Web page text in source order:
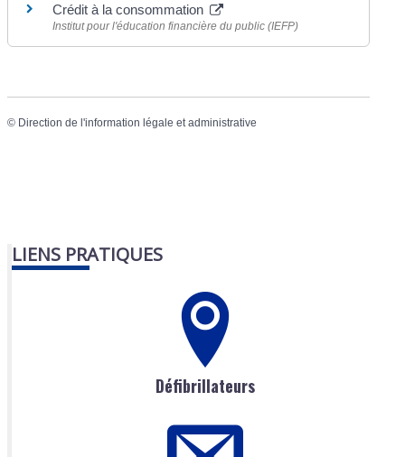
Crédit à la consommation
Institut pour l'éducation financière du public (IEFP)
© Direction de l'information légale et administrative
LIENS PRATIQUES
Défibrillateurs